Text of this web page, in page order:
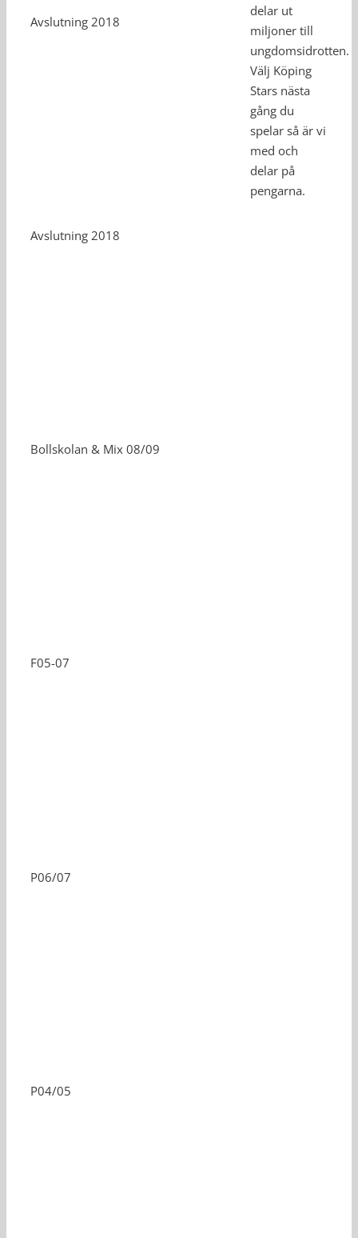
Avslutning 2018
Avslutning 2018
Bollskolan & Mix 08/09
F05-07
P06/07
P04/05
delar ut
miljoner till
ungdomsidrotten.
Välj Köping
Stars nästa
gång du
spelar så är vi
med och
delar på
pengarna.